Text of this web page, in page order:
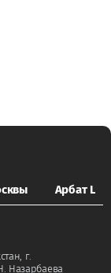
Арбат LIFE
г.
Назарбаева